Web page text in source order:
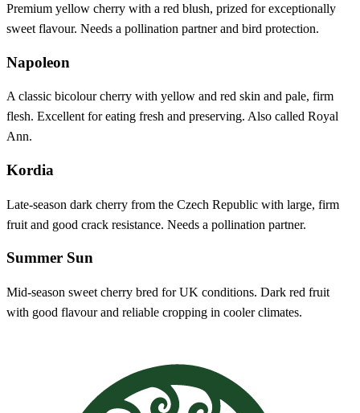
Premium yellow cherry with a red blush, prized for exceptionally
sweet flavour. Needs a pollination partner and bird protection.
Napoleon
A classic bicolour cherry with yellow and red skin and pale, firm
flesh. Excellent for eating fresh and preserving. Also called Royal
Ann.
Kordia
Late-season dark cherry from the Czech Republic with large, firm
fruit and good crack resistance. Needs a pollination partner.
Summer Sun
Mid-season sweet cherry bred for UK conditions. Dark red fruit
with good flavour and reliable cropping in cooler climates.